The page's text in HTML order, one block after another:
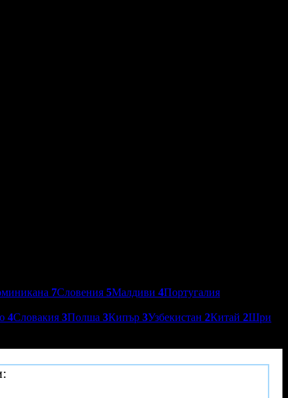
7Словения 5Малдиви 4Португалия
4Словакия 3Полша 3Кипър 3Узбекистан 2Китай 2Шри